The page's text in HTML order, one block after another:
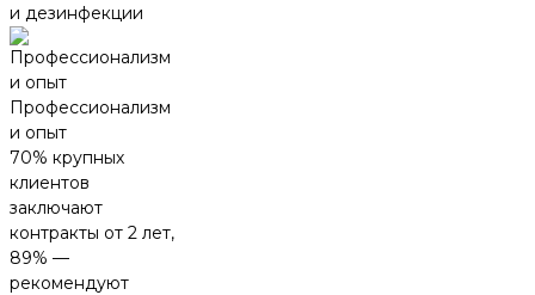
и дезинфекции
Профессионализм
и опыт
70% крупных
клиентов
заключают
контракты от 2 лет,
89% —
рекомендуют